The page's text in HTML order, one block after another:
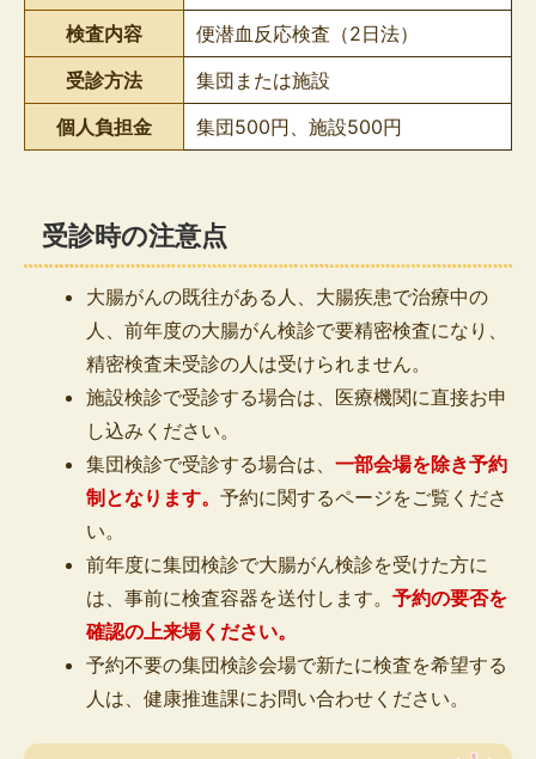
検査内容
便潜血反応検査（2日法）
受診方法
集団または施設
個人負担金
集団500円、施設500円
受診時の注意点
大腸がんの既往がある人、大腸疾患で治療中の
人、前年度の大腸がん検診で要精密検査になり、
精密検査未受診の人は受けられません。
施設検診で受診する場合は、医療機関に直接お申
し込みください。
集団検診で受診する場合は、一部会場を除き予約
制となります。予約に関するページをご覧くださ
い。
前年度に集団検診で大腸がん検診を受けた方に
は、事前に検査容器を送付します。予約の要否を
確認の上来場ください。
予約不要の集団検診会場で新たに検査を希望する
人は、健康推進課にお問い合わせください。